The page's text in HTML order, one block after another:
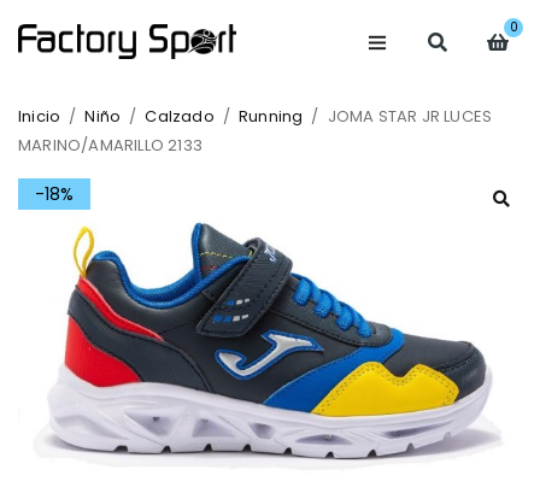
0
Inicio / Niño / Calzado / Running / JOMA STAR JR LUCES
MARINO/AMARILLO 2133
-18%